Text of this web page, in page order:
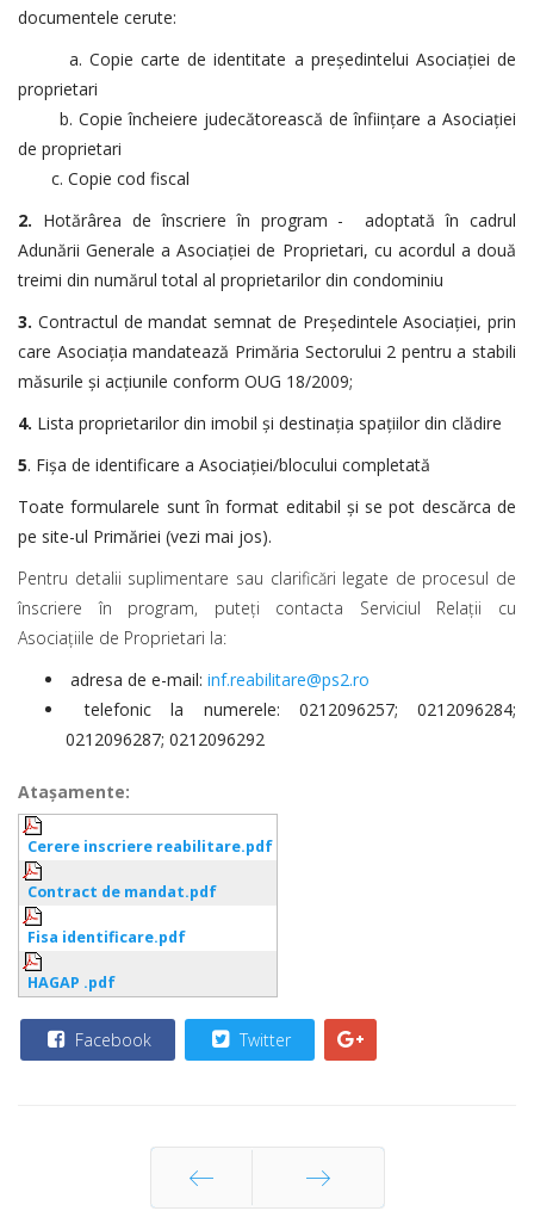
documentele cerute:
a. Copie carte de identitate a președintelui Asociației de
proprietari
b. Copie încheiere judecătorească de înființare a Asociației
de proprietari
c. Copie cod fiscal
2. Hotărârea de înscriere în program - adoptată în cadrul
Adunării Generale a Asociației de Proprietari, cu acordul a două
treimi din numărul total al proprietarilor din condominiu
3. Contractul de mandat semnat de Președintele Asociației, prin
care Asociația mandatează Primăria Sectorului 2 pentru a stabili
măsurile și acțiunile conform OUG 18/2009;
4. Lista proprietarilor din imobil și destinația spațiilor din clădire
5. Fișa de identificare a Asociației/blocului completată
Toate formularele sunt în format editabil și se pot descărca de
pe site-ul Primăriei (vezi mai jos).
Pentru detalii suplimentare sau clarificări legate de procesul de
înscriere în program, puteți contacta Serviciul Relații cu
Asociațiile de Proprietari la:
adresa de e-mail: inf.reabilitare@ps2.ro
telefonic la numerele: 0212096257; 0212096284;
0212096287; 0212096292
Ataşamente:
Cerere inscriere reabilitare.pdf
Contract de mandat.pdf
Fisa identificare.pdf
HAGAP .pdf
Facebook Twitter